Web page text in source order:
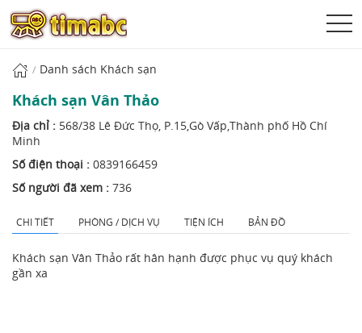
Danh sách Khách sạn
Khách sạn Vân Thảo
Địa chỉ : 568/38 Lê Đức Thọ, P.15,Gò Vấp,Thành phố Hồ Chí
Minh
Số điện thoại : 0839166459
Số người đã xem : 736
CHI TIẾT PHÒNG / DỊCH VỤ TIỆN ÍCH BẢN ĐỒ
Khách sạn Vân Thảo rất hân hạnh được phục vụ quý khách
gần xa